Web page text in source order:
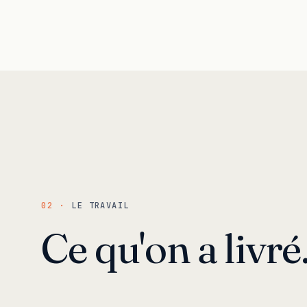
02 · LE TRAVAIL
Ce qu'on a